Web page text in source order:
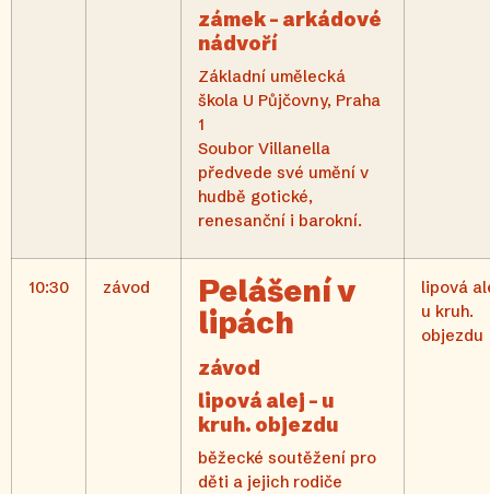
zámek – arkádové
nádvoří
Základní umělecká
škola U Půjčovny, Praha
1
Soubor Villanella
předvede své umění v
hudbě gotické,
renesanční i barokní.
10:30 závod
Pelášení v
lipách
závod
lipová alej – u
kruh. objezdu
běžecké soutěžení pro
děti a jejich rodiče
lipová
u kruh.
objezdu